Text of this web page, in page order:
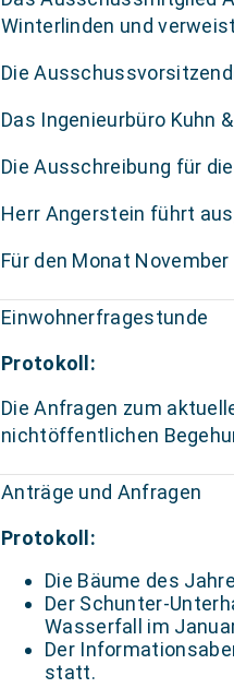
Winterlinden und
Die
Das Ingenieurbüro Kuhn
Die Ausschreibung für
Herr Angerstein führt
Für den Monat
Einwohnerfragestunde
Protokoll:
Die Anfragen zum
nichtöffentlichen
Anträge und Anfragen
Protokoll:
Die Bäume des
Der Schunter-
Wasserfall im
Der
statt.